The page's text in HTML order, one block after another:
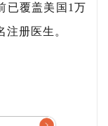
已覆盖美国1万
册医生。